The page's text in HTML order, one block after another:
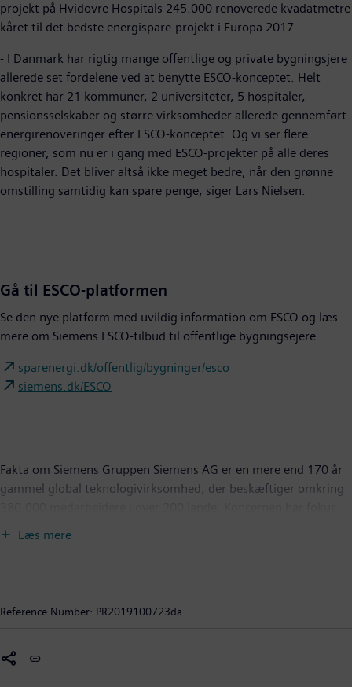
projekt på Hvidovre Hospitals 245.000 renoverede kvadatmetre
kåret til det bedste energispare-projekt i Europa 2017.
- I Danmark har rigtig mange offentlige og private bygningsjere
allerede set fordelene ved at benytte ESCO-konceptet. Helt
konkret har 21 kommuner, 2 universiteter, 5 hospitaler,
pensionsselskaber og større virksomheder allerede gennemført
energirenoveringer efter ESCO-konceptet. Og vi ser flere
regioner, som nu er i gang med ESCO-projekter på alle deres
hospitaler. Det bliver altså ikke meget bedre, når den grønne
omstilling samtidig kan spare penge, siger Lars Nielsen.
Gå til ESCO-platformen
Se den nye platform med uvildig information om ESCO og læs
mere om Siemens ESCO-tilbud til offentlige bygningsejere.
sparenergi.dk/offentlig/bygninger/esco
siemens.dk/ESCO
Fakta om Siemens Gruppen Siemens AG er en mere end 170 år
gammel global teknologivirksomhed, der beskæftiger omkring
på energiproduktion og distribution, intelligent infrastruktur og
sundhedsløsninger samt løsninger til onshore og offshore vind
bæredygtige og miljøvenlige produkter. I Danmark beskæftiger
Læs mere
Reference Number: PR2019100723da